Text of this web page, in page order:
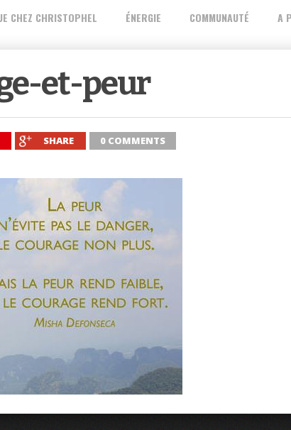
CHEZ CHRISTOPHEL ÉNERGIE COMMUNAUTÉ A
et-peur
SHARE 0 COMMENTS